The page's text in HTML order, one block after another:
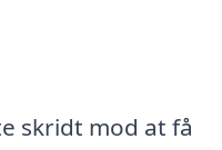
skridt mod at få